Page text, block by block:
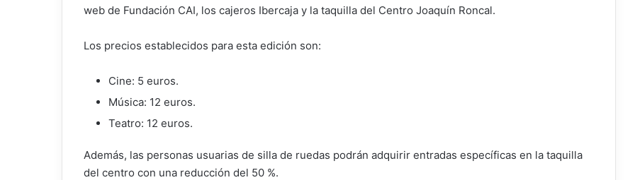
web de Fundación CAI, los cajeros Ibercaja y la taquilla del Centro Joaquín Roncal.
Los precios establecidos para esta edición son:
Cine: 5 euros.
Música: 12 euros.
Teatro: 12 euros.
Además, las personas usuarias de silla de ruedas podrán adquirir entradas específicas en la taquilla
del centro con una reducción del 50 %.